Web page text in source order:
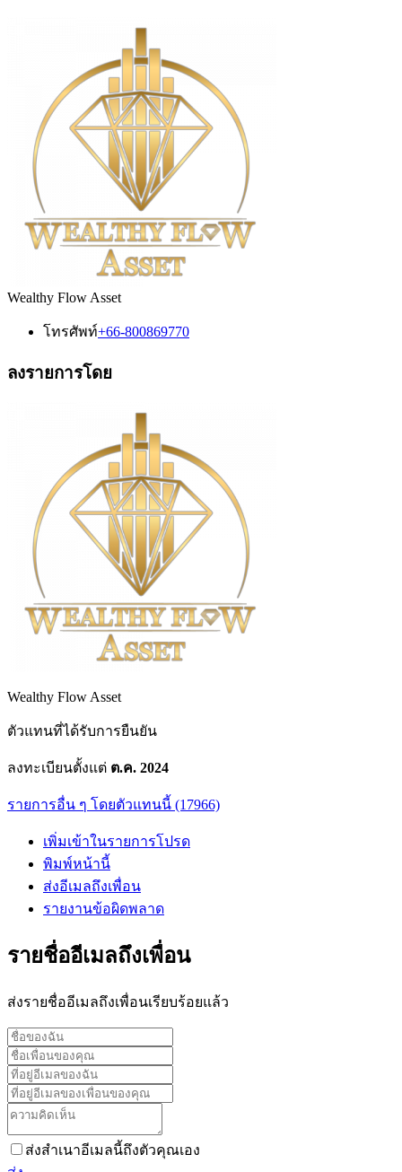
Wealthy Flow Asset
โทรศัพท์+66-800869770
ลงรายการโดย
Wealthy Flow Asset
ตัวแทนที่ได้รับการยืนยัน
ลงทะเบียนตั้งแต่ ต.ค. 2024
รายการอื่น ๆ โดยตัวแทนนี้ (17966)
เพิ่มเข้าในรายการโปรด
พิมพ์หน้านี้
ส่งอีเมลถึงเพื่อน
รายงานข้อผิดพลาด
รายชื่ออีเมลถึงเพื่อน
ส่งรายชื่ออีเมลถึงเพื่อนเรียบร้อยแล้ว
ส่งสำเนาอีเมลนี้ถึงตัวคุณเอง